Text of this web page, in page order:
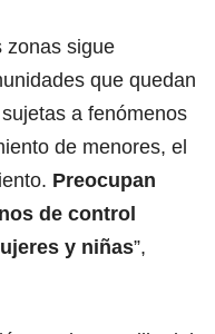
zonas sigue
que quedan
a fenómenos
de menores, el
Preocupan
de control
y niñas”,